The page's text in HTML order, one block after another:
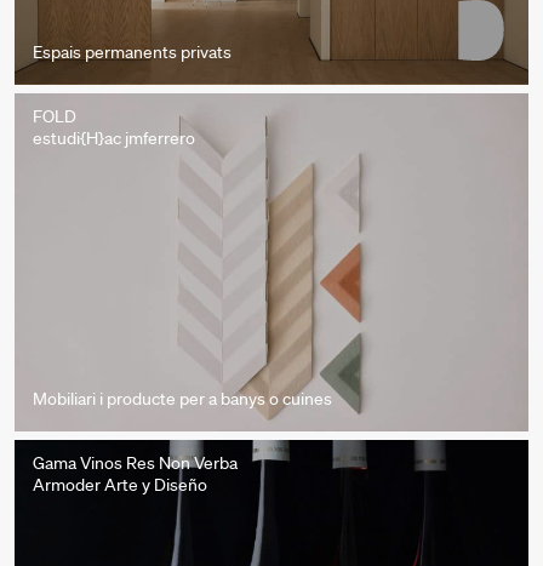
Espais permanents privats
FOLD
estudi{H}ac jmferrero
Mobiliari i producte per a banys o cuines
Gama Vinos Res Non Verba
Armoder Arte y Diseño